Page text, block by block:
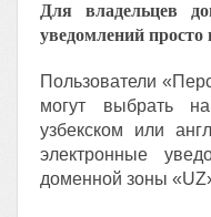
Для владельцев
уведомлений просто
Пользователи
могут выбрать
узбекском или
электронные
доменной зоны